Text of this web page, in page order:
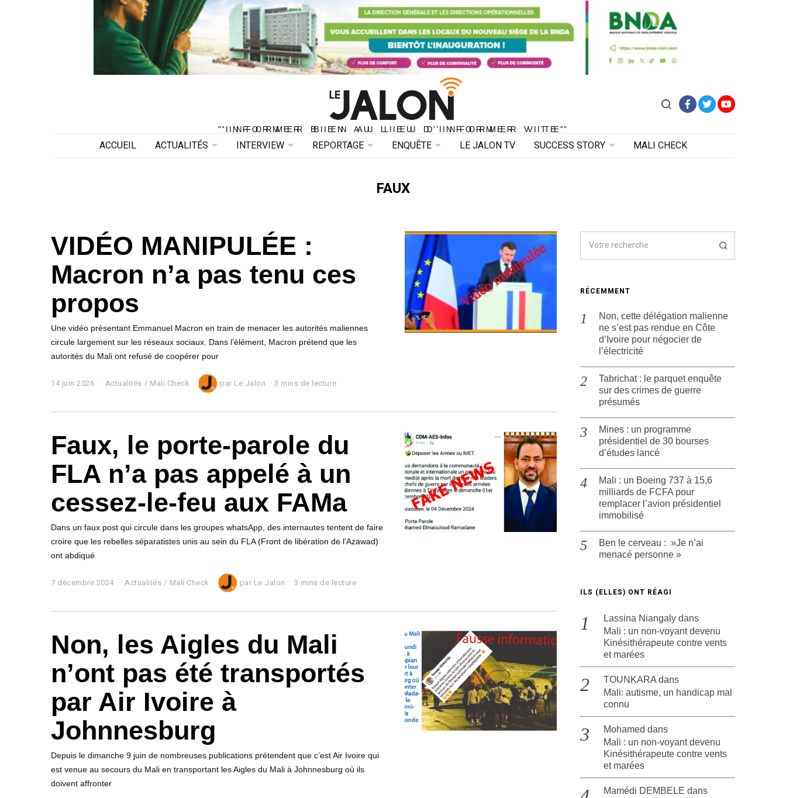
"INFORMER BIEN AU LIEU D'INFORMER VITE"
"INFORMER BIEN AU LIEU D'INFORMER VITE"
ACCUEIL ACTUALITÉS INTERVIEW REPORTAGE ENQUÊTE LE JALON TV SUCCESS STORY MALI CHECK
FAUX
VIDÉO MANIPULÉE :
Macron n’a pas tenu ces
propos
Une vidéo présentant Emmanuel Macron en train de menacer les autorités maliennes
circule largement sur les réseaux sociaux. Dans l’élément, Macron prétend que les
autorités du Mali ont refusé de coopérer pour
14 juin 2026
u
0
2
6
Actualités / Mali Check par Le Jalon 3 mins de lecture
Faux, le porte-parole du
FLA n’a pas appelé à un
cessez-le-feu aux FAMa
Dans un faux post qui circule dans les groupes whatsApp, des internautes tentent de faire
croire que les rebelles séparatistes unis au sein du FLA (Front de libération de l’Azawad)
ont abdiqué
7 décembre 2024
c
m
e
2
4
Actualités / Mali Check par Le Jalon 3 mins de lecture
Non, les Aigles du Mali
n’ont pas été transportés
par Air Ivoire à
Johnnesburg
Depuis le dimanche 9 juin de nombreuses publications prétendent que c’est Air Ivoire qui
est venue au secours du Mali en transportant les Aigles du Mali à Johnnesburg où ils
doivent affronter
RÉCEMMENT
Non, cette délégation malienne
ne s’est pas rendue en Côte
d’Ivoire pour négocier de
l’électricité
Tabrichat : le parquet enquête
sur des crimes de guerre
présumés
Mines : un programme
présidentiel de 30 bourses
d’études lancé
Mali : un Boeing 737 à 15,6
milliards de FCFA pour
remplacer l’avion présidentiel
immobilisé
Ben le cerveau : »Je n’ai
menacé personne »
ILS (ELLES) ONT RÉAGI
Lassina Niangaly dans
Mali : un non-voyant devenu
Kinésithérapeute contre vents
et marées
TOUNKARA dans
Mali: autisme, un handicap mal
connu
Mohamed dans
Mali : un non-voyant devenu
Kinésithérapeute contre vents
et marées
Mamédi DEMBELE dans